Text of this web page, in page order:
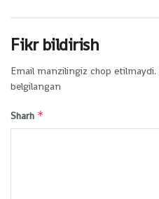
Fikr bildirish
Email manzilingiz chop etilmaydi.
belgilangan
Sharh *